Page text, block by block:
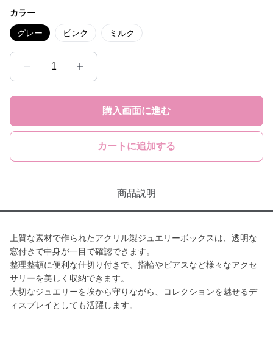
カラー
グレー ピンク ミルク
1
購入画面に進む
カートに追加する
商品説明
上質な素材で作られたアクリル製ジュエリーボックスは、透明な
窓付きで中身が一目で確認できます。
整理整頓に便利な仕切り付きで、指輪やピアスなど様々なアクセ
サリーを美しく収納できます。
大切なジュエリーを埃から守りながら、コレクションを魅せるデ
ィスプレイとしても活躍します。